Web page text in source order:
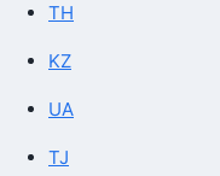
TH
KZ
UA
TJ